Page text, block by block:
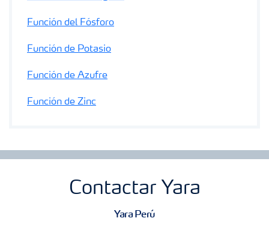
Función del Fósforo
Función de Potasio
Función de Azufre
Función de Zinc
Contactar Yara
Yara Perú